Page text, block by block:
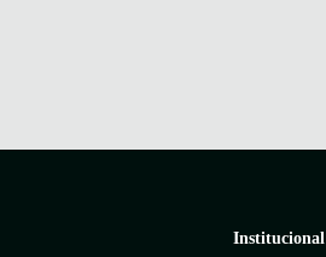
Institucional